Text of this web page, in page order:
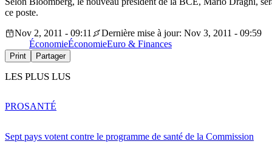
ce poste.
Nov 2, 2011 - 09:11
Dernière mise à jour: Nov 3, 2011 - 09:59
ÉconomieÉconomieEuro & Finances
Print Partager
LES PLUS LUS
Sept pays votent contre le programme de santé de la Commission
PROSANTÉ